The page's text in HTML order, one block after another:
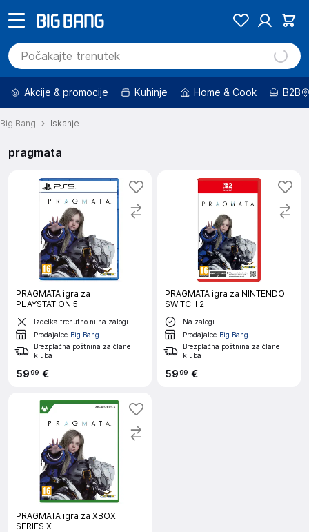
Akcije & promocije Kuhinje Home & Cook B2B
Big Bang Iskanje
pragmata
PRAGMATA igra za
PLAYSTATION 5
Izdelka trenutno ni na zalogi
Prodajalec Big Bang
Brezplačna poštnina za člane
kluba
5999 €
PRAGMATA igra za NINTENDO
SWITCH 2
Na zalogi
Prodajalec Big Bang
Brezplačna poštnina za člane
kluba
5999 €
PRAGMATA igra za XBOX
SERIES X